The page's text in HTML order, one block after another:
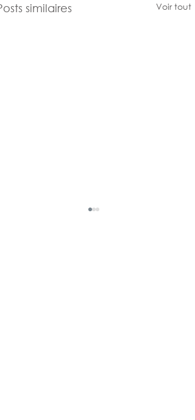
similaires Voir tout